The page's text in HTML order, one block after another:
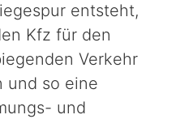
entsteht,
Kfz für den
Verkehr
und so eine
und